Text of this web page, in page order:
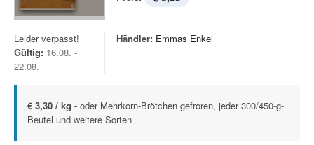
Leider verpasst!
Gültig: 16.08. -
22.08.
Händler: Emmas Enkel
€ 3,30 / kg - oder Mehrkorn-Brötchen gefroren, jeder 300/450-g-
Beutel und weitere Sorten